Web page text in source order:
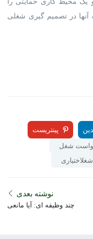
آنها در تصمیم گیری شغلی
پینتریست
شغل
نوشته بعدی
چند وظیفه ای: آیا مانعی